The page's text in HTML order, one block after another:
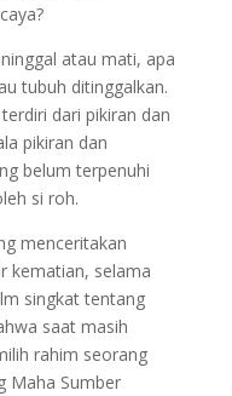
atau mati, apa
tubuh ditinggalkan.
dari pikiran dan
pikiran dan
belum terpenuhi
si roh.
menceritakan
kematian, selama
singkat tentang
saat masih
rahim seorang
Maha Sumber